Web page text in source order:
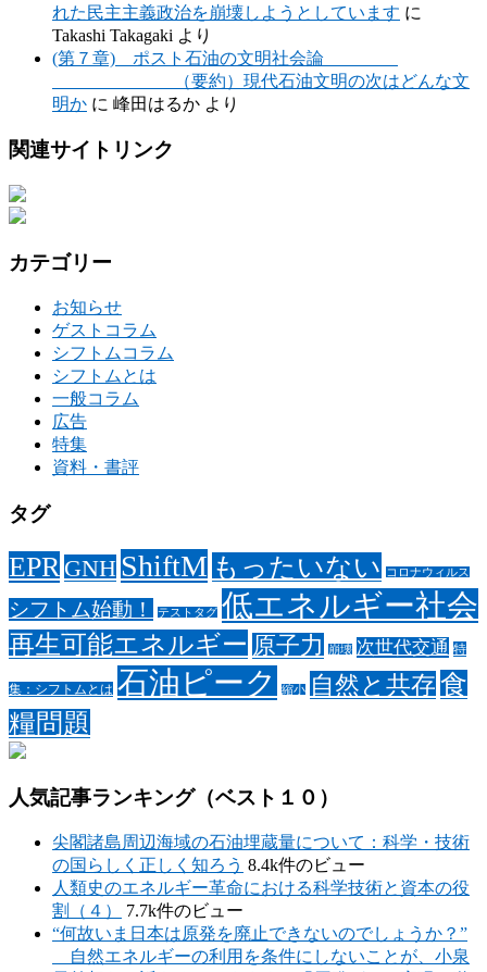
れた民主主義政治を崩壊しようとしています に
Takashi Takagaki より
(第７章) ポスト石油の文明社会論
（要約）現代石油文明の次はどんな文
明か に 峰田はるか より
関連サイトリンク
カテゴリー
お知らせ
ゲストコラム
シフトムコラム
シフトムとは
一般コラム
広告
特集
資料・書評
タグ
EPR GNH ShiftM もったいない コロナウィルス
シフトム始動！ テストタグ 低エネルギー社会
再生可能エネルギー 原子力 崩壊 次世代交通 特
集：シフトムとは 石油ピーク 縮小 自然と共存食
糧問題
人気記事ランキング（ベスト１０）
尖閣諸島周辺海域の石油埋蔵量について：科学・技術
の国らしく正しく知ろう 8.4k件のビュー
人類史のエネルギー革命における科学技術と資本の役
割（４）
7.7k件のビュー
“何故いま日本は原発を廃止できないのでしょうか？”
自然エネルギーの利用を条件にしないことが、小泉